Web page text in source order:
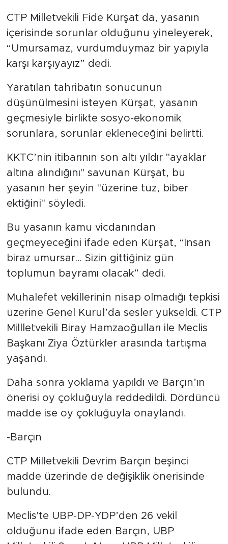
CTP Milletvekili Fide Kürşat da, yasanın
içerisinde sorunlar olduğunu yineleyerek,
“Umursamaz, vurdumduymaz bir yapıyla
karşı karşıyayız” dedi.
Yaratılan tahribatın sonucunun
düşünülmesini isteyen Kürşat, yasanın
geçmesiyle birlikte sosyo-ekonomik
sorunlara, sorunlar ekleneceğini belirtti.
KKTC’nin itibarının son altı yıldır "ayaklar
altına alındığını" savunan Kürşat, bu
yasanın her şeyin "üzerine tuz, biber
ektiğini" söyledi.
Bu yasanın kamu vicdanından
geçmeyeceğini ifade eden Kürşat, “İnsan
biraz umursar… Sizin gittiğiniz gün
toplumun bayramı olacak” dedi.
Muhalefet vekillerinin nisap olmadığı tepkisi
üzerine Genel Kurul’da sesler yükseldi. CTP
Millletvekili Biray Hamzaoğulları ile Meclis
Başkanı Ziya Öztürkler arasında tartışma
yaşandı.
Daha sonra yoklama yapıldı ve Barçın’ın
önerisi oy çokluğuyla reddedildi. Dördüncü
madde ise oy çokluğuyla onaylandı.
-Barçın
CTP Milletvekili Devrim Barçın beşinci
madde üzerinde de değişiklik önerisinde
bulundu.
Meclis'te UBP-DP-YDP’den 26 vekil
olduğunu ifade eden Barçın, UBP